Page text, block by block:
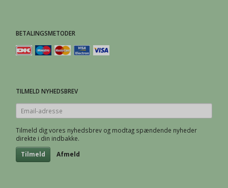
BETALINGSMETODER
TILMELD NYHEDSBREV
Email-
adresse
Tilmeld dig vores nyhedsbrev og modtag spændende nyheder
direkte i din indbakke.
Tilmeld Afmeld